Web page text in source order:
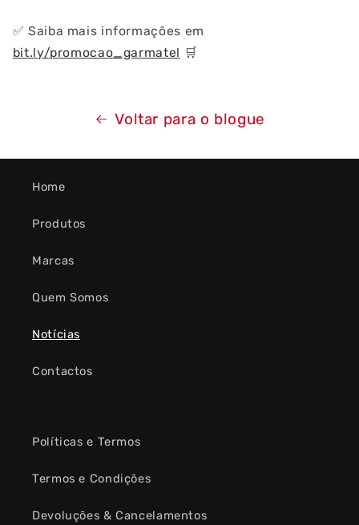
✅ Saiba mais informações em
bit.ly/promocao_garmatel 🛒
Voltar para o blogue
Home
Produtos
Marcas
Quem Somos
Notícias
Contactos
Políticas e Termos
Termos e Condições
Devoluções & Cancelamentos